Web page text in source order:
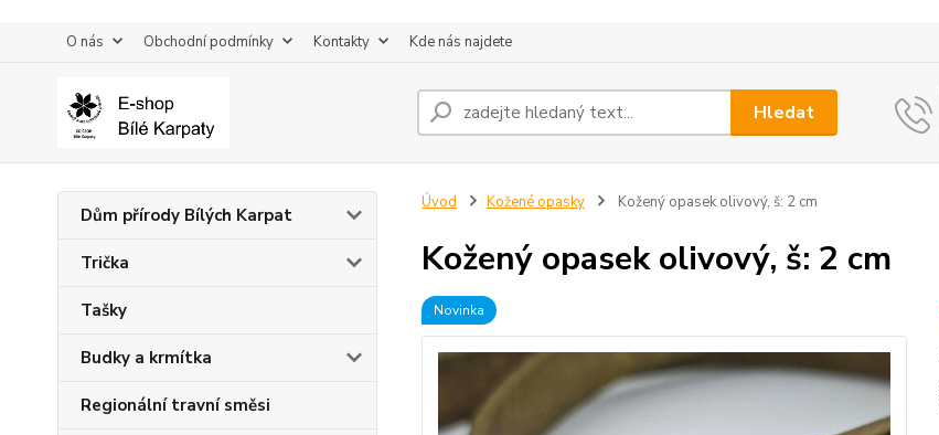
O nás Obchodní podmínky Kontakty Kde nás najdete
Hledat
Dům přírody Bílých Karpat
Trička
Tašky
Budky a krmítka
Regionální travní směsi
Úvod Kožené opasky Kožený opasek olivový, š: 2 cm
Kožený opasek olivový, š: 2 cm
Novinka